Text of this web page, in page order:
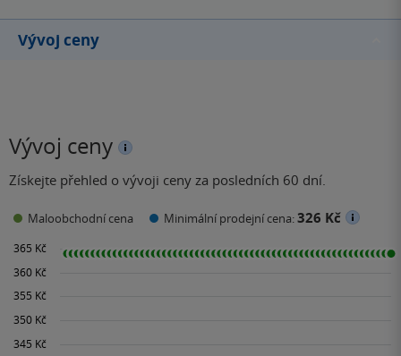
Vývoj ceny
Vývoj ceny
Získejte přehled o vývoji ceny za posledních 60 dní.
Maloobchodní cena Minimální prodejní cena:326 Kč